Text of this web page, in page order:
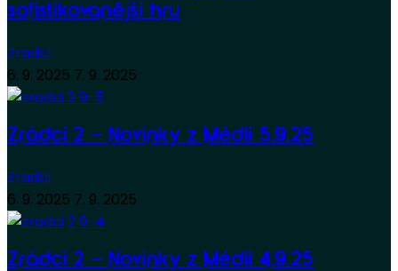
sofistikovanější hru
Zradci
6. 9. 2025 7. 9. 2025
Zrádci 2 – Novinky z Médií 5.9.25
Zradci
6. 9. 2025 7. 9. 2025
Zrádci 2 – Novinky z Médií 4.9.25